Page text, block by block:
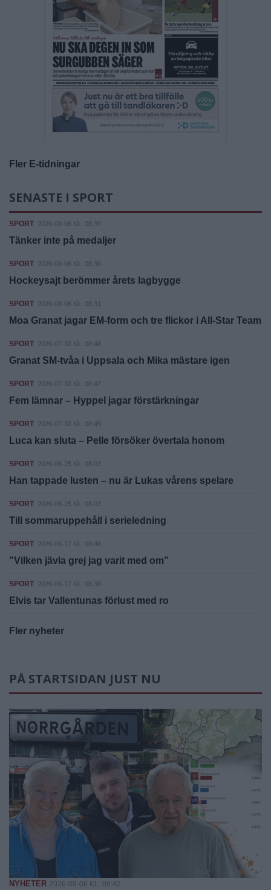
Fler E-tidningar
SENASTE I SPORT
SPORT 2026-08-06 KL. 08:39
Tänker inte på medaljer
SPORT 2026-08-06 KL. 08:36
Hockeysajt berömmer årets lagbygge
SPORT 2026-08-06 KL. 08:31
Moa Granat jagar EM-form och tre flickor i All-Star Team
SPORT 2026-07-30 KL. 08:48
Granat SM-tvåa i Uppsala och Mika mästare igen
SPORT 2026-07-30 KL. 08:47
Fem lämnar – Hyppel jagar förstärkningar
SPORT 2026-07-30 KL. 08:45
Luca kan sluta – Pelle försöker övertala honom
SPORT 2026-06-25 KL. 08:03
Han tappade lusten – nu är Lukas vårens spelare
SPORT 2026-06-25 KL. 08:03
Till sommaruppehåll i serieledning
SPORT 2026-06-17 KL. 08:46
”Vilken jävla grej jag varit med om”
SPORT 2026-06-17 KL. 08:36
Elvis tar Vallentunas förlust med ro
Fler nyheter
PÅ STARTSIDAN JUST NU
NYHETER 2026-08-06 KL. 08:42